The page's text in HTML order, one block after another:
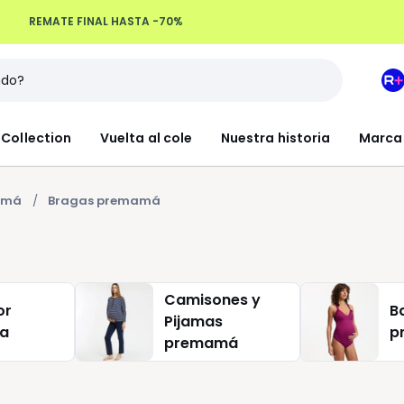
Collection Vuelta al cole Nuestra historia
Mi
Bragas premamá
Camisones y
Pijamas
premamá